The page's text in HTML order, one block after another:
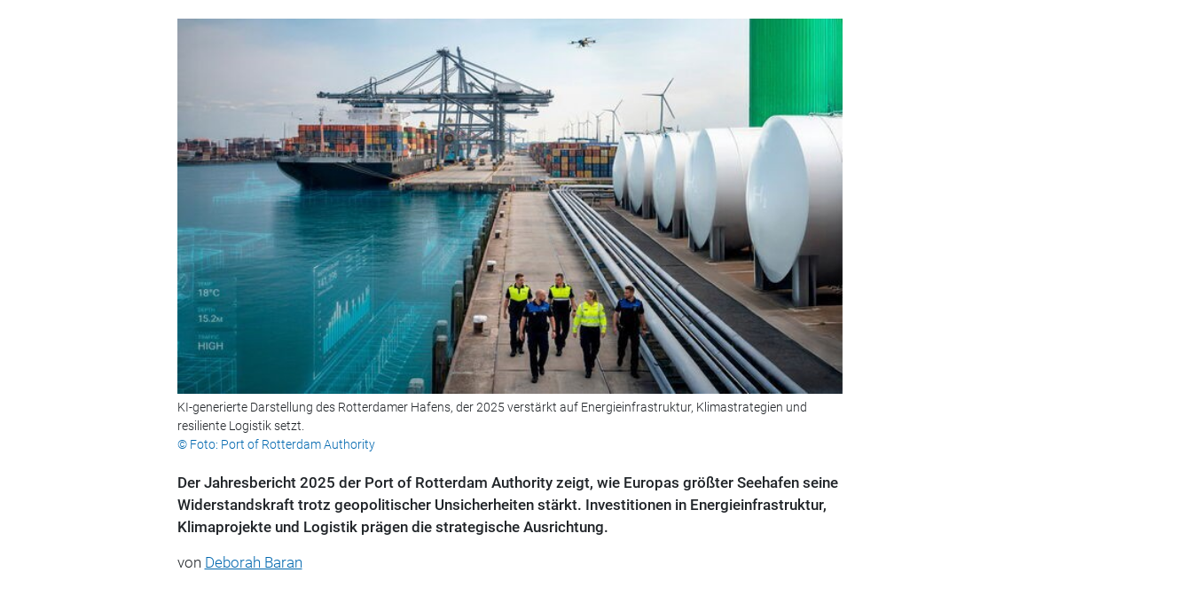
KI-generierte Darstellung des Rotterdamer Hafens, der 2025 verstärkt auf Energieinfrastruktur, Klimastrategien und
resiliente Logistik setzt.
© Foto: Port of Rotterdam Authority
Der Jahresbericht 2025 der Port of Rotterdam Authority zeigt, wie Europas größter Seehafen seine
Widerstandskraft trotz geopolitischer Unsicherheiten stärkt. Investitionen in Energieinfrastruktur,
Klimaprojekte und Logistik prägen die strategische Ausrichtung.
von Deborah Baran